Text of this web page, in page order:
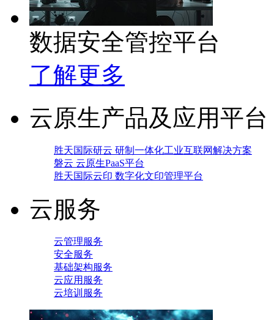
数据安全管控平台
了解更多
云原生产品及应用平台
胜天国际研云 研制一体化工业互联网解决方案
磐云 云原生PaaS平台
胜天国际云印 数字化文印管理平台
云服务
云管理服务
安全服务
基础架构服务
云应用服务
云培训服务